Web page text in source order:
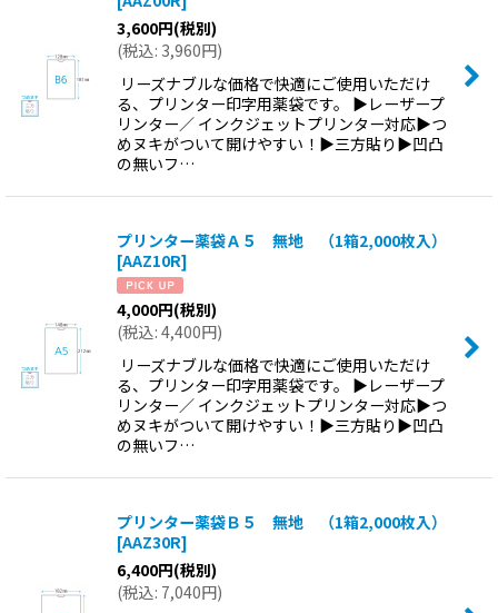
3,600円(税別)
(税込: 3,960円)
リーズナブルな価格で快適にご使用いただけ
る、プリンター印字用薬袋です。 ▶レーザープ
リンター／ インクジェットプリンター対応▶つ
めヌキがついて開けやすい！▶三方貼り▶凹凸
の無いフ…
プリンター薬袋Ａ５ 無地 （1箱2,000枚入）
[AAZ10R]
4,000円(税別)
(税込: 4,400円)
リーズナブルな価格で快適にご使用いただけ
る、プリンター印字用薬袋です。 ▶レーザープ
リンター／ インクジェットプリンター対応▶つ
めヌキがついて開けやすい！▶三方貼り▶凹凸
の無いフ…
プリンター薬袋Ｂ５ 無地 （1箱2,000枚入）
[AAZ30R]
6,400円(税別)
(税込: 7,040円)